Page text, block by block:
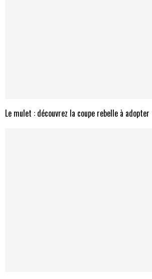
Le mulet : découvrez la coupe rebelle à adopter